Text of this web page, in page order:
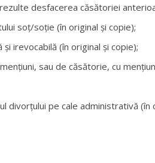
desfacerea căsătoriei
soț/soție (în original și copie);
irevocabilă (în original și copie);
sau de căsătorie, cu
divorțului pe cale administrativă (în